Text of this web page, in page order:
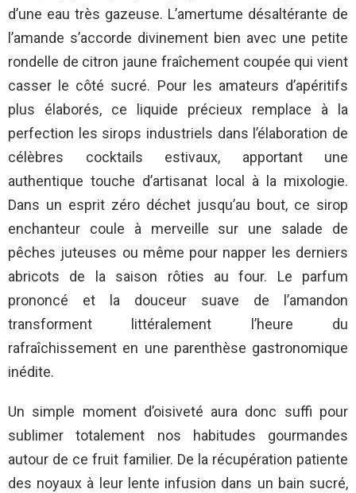
d’une eau très gazeuse. L’amertume désaltérante de
l’amande s’accorde divinement bien avec une petite
rondelle de citron jaune fraîchement coupée qui vient
casser le côté sucré. Pour les amateurs d’apéritifs
plus élaborés, ce liquide précieux remplace à la
perfection les sirops industriels dans l’élaboration de
célèbres cocktails estivaux, apportant une
authentique touche d’artisanat local à la mixologie.
Dans un esprit zéro déchet jusqu’au bout, ce sirop
enchanteur coule à merveille sur une salade de
pêches juteuses ou même pour napper les derniers
abricots de la saison rôties au four. Le parfum
prononcé et la douceur suave de l’amandon
transforment littéralement l’heure du
rafraîchissement en une parenthèse gastronomique
inédite.
Un simple moment d’oisiveté aura donc suffi pour
sublimer totalement nos habitudes gourmandes
autour de ce fruit familier. De la récupération patiente
des noyaux à leur lente infusion dans un bain sucré,